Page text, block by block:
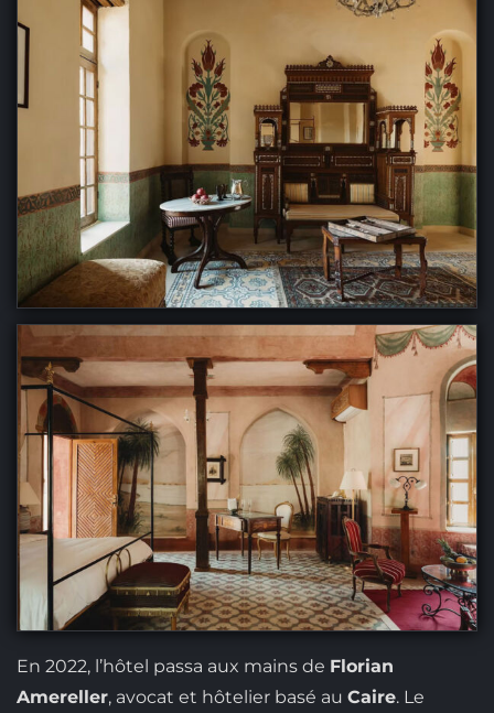
En 2022, l’hôtel passa aux mains de Florian
Amereller, avocat et hôtelier basé au Caire. Le